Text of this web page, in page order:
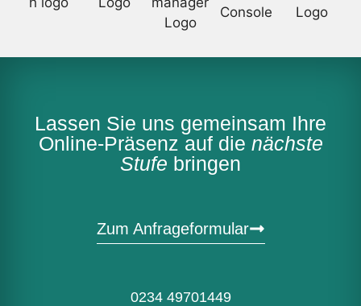
Lassen Sie uns gemeinsam Ihre
Online-Präsenz auf die nächste
Stufe bringen
Zum Anfrageformular
0234 49701449